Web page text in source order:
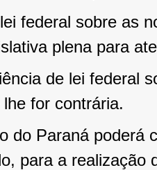
federal sobre as
plena para
de lei federal
for contrária.
do Paraná poderá
para a realização